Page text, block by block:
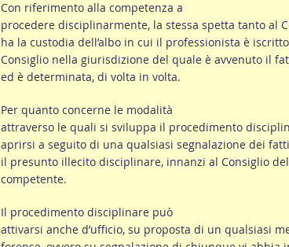
Con riferimento alla competenza a
procedere disciplinarmente, la stessa spetta tanto al
ha la custodia dell’albo in cui il professionista è
Consiglio nella giurisdizione del quale è avvenuto il
ed è determinata, di volta in volta.
Per quanto concerne le modalità
attraverso le quali si sviluppa il procedimento
aprirsi a seguito di una qualsiasi segnalazione dei
il presunto illecito disciplinare, innanzi al Consiglio
competente.
Il procedimento disciplinare può
attivarsi anche d’ufficio, su proposta di un qualsiasi